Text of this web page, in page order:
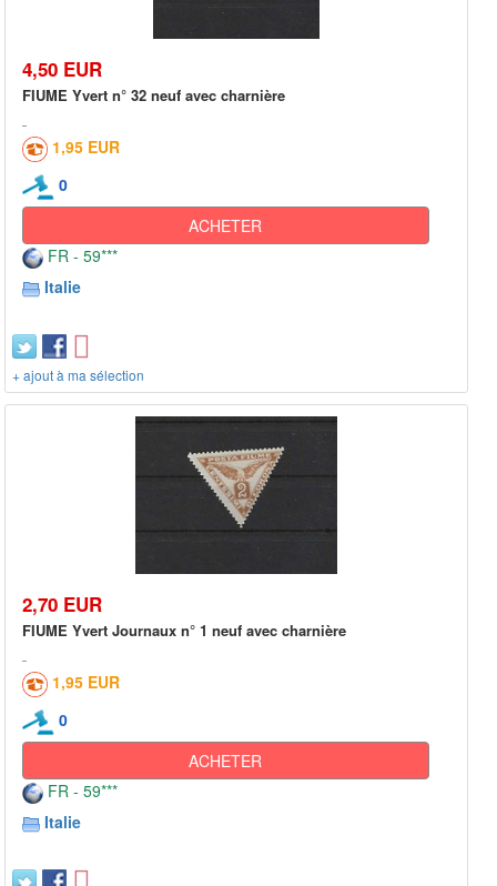
4,50 EUR
FIUME Yvert n° 32 neuf avec charnière
1,95 EUR
0
ACHETER
FR - 59***
Italie
+ ajout à ma sélection
2,70 EUR
FIUME Yvert Journaux n° 1 neuf avec charnière
1,95 EUR
0
ACHETER
FR - 59***
Italie